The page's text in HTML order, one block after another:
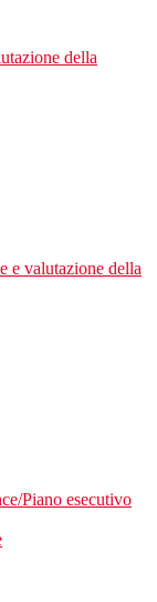
della
e valutazione della
Piano esecutivo